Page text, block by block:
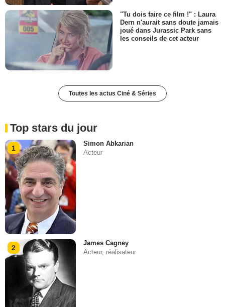
"Tu dois faire ce film !" : Laura
Dern n'aurait sans doute jamais
joué dans Jurassic Park sans
les conseils de cet acteur
Toutes les actus Ciné & Séries
Top stars du jour
1
Simon Abkarian
Acteur
2
James Cagney
Acteur, réalisateur